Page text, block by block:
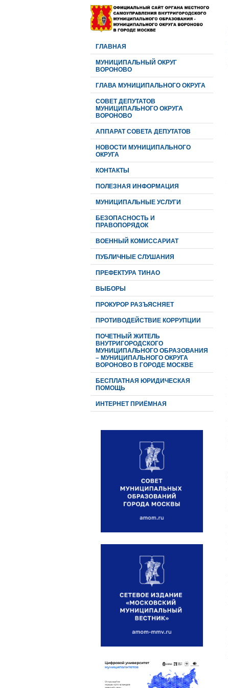
ГЛАВНАЯ
МУНИЦИПАЛЬНЫЙ ОКРУГ
ВОРОНОВО
ГЛАВА МУНИЦИПАЛЬНОГО ОКРУГА
CОВЕТ ДЕПУТАТОВ
МУНИЦИПАЛЬНОГО ОКРУГА
ВОРОНОВО
АППАРАТ СОВЕТА ДЕПУТАТОВ
НОВОСТИ МУНИЦИПАЛЬНОГО
ОКРУГА
КОНТАКТЫ
ПОЛЕЗНАЯ ИНФОРМАЦИЯ
МУНИЦИПАЛЬНЫЕ УСЛУГИ
БЕЗОПАСНОСТЬ И
ПРАВОПОРЯДОК
ВОЕННЫЙ КОМИССАРИАТ
ПУБЛИЧНЫЕ СЛУШАНИЯ
ПРЕФЕКТУРА ТИНАО
ВЫБОРЫ
ПРОКУРОР РАЗЪЯСНЯЕТ
ПРОТИВОДЕЙСТВИЕ КОРРУПЦИИ
ПОЧЕТНЫЙ ЖИТЕЛЬ
ВНУТРИГОРОДСКОГО
МУНИЦИПАЛЬНОГО ОБРАЗОВАНИЯ
– МУНИЦИПАЛЬНОГО ОКРУГА
ВОРОНОВО В ГОРОДЕ МОСКВЕ
БЕСПЛАТНАЯ ЮРИДИЧЕСКАЯ
ПОМОЩЬ
ИНТЕРНЕТ ПРИЁМНАЯ